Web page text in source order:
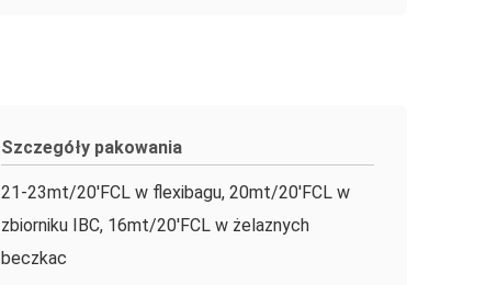
Szczegóły pakowania
21-23mt/20'FCL w flexibagu, 20mt/20'FCL w
zbiorniku IBC, 16mt/20'FCL w żelaznych
beczkac